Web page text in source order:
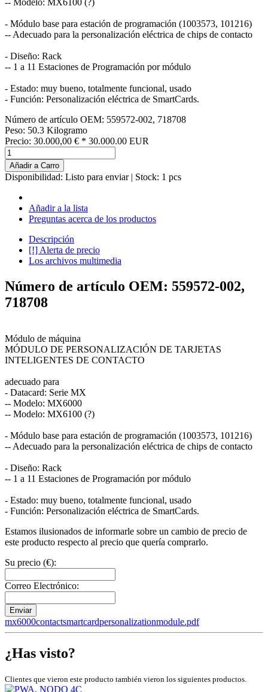
- Módulo base para estación de programación (1003573, 101216)
-- Adecuado para la personalización eléctrica de chips de contacto
- Diseño: Rack
-- 1 a 11 Estaciones de Programación por módulo
- Estado: muy bueno, totalmente funcional, usado
- Función: Personalización eléctrica de SmartCards.
Número de artículo OEM: 559572-002, 718708
Peso: 50.3 Kilogramo
Precio: 30.000,00 € * 30.000.00 EUR
Añadir a Carro
Disponibilidad: Listo para enviar | Stock: 1 pcs
Añadir a la lista
Preguntas acerca de los productos
Descripción
[!] Alerta de precio
Los archivos multimedia
Número de artículo OEM: 559572-002,
718708
Módulo de máquina
MÓDULO DE PERSONALIZACIÓN DE TARJETAS
INTELIGENTES DE CONTACTO
adecuado para
- Datacard: Serie MX
-- Modelo: MX6000
-- Modelo: MX6100 (?)
- Módulo base para estación de programación (1003573, 101216)
-- Adecuado para la personalización eléctrica de chips de contacto
- Diseño: Rack
-- 1 a 11 Estaciones de Programación por módulo
- Estado: muy bueno, totalmente funcional, usado
- Función: Personalización eléctrica de SmartCards.
Estamos ilusionados de informarle sobre un cambio de precio de
este producto respecto al precio que quería comprarlo.
Su precio (€):
Correo Electrónico:
Enviar
mx6000contactsmartcardpersonalizationmodule.pdf
¿Has visto?
Clientes que vieron este producto también vieron los siguientes productos.